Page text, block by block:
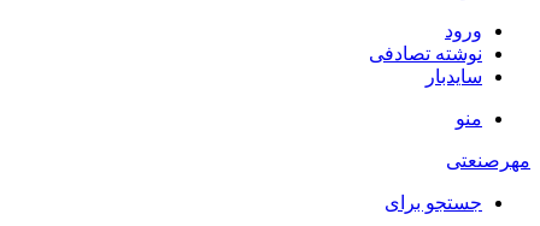
ورود
نوشته تصادفی
سایدبار
منو
مهرصنعتی
جستجو برای